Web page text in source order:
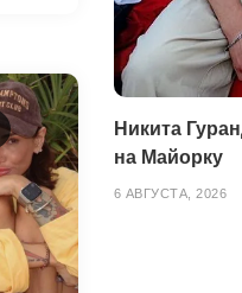
Никита
на Майорку
6 АВГУСТА, 2026